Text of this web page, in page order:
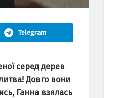
Telegram
серед дерев
Довго вони
Ганна взялась